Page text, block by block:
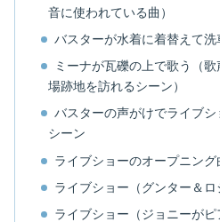
音に使われている曲）
バスターが水着に着替えて
ミーナが瓦礫の上で歌う（
場跡地を訪れるシーン）
バスターの声がけでライブ
シーン
ライブショーのオープニング
ライブショー（グンター＆ロ
ライブショー（ジョニーがピ